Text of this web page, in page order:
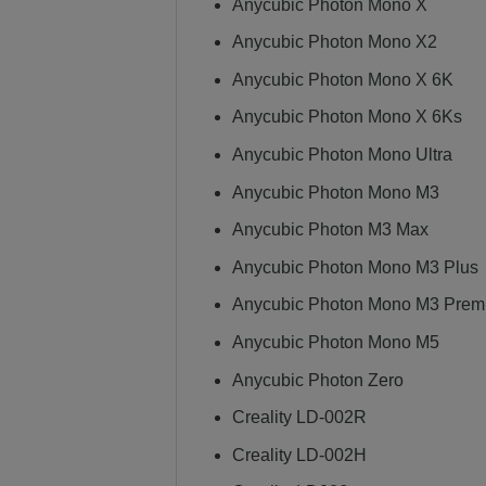
Anycubic Photon Mono X
Anycubic Photon Mono X2
Anycubic Photon Mono X 6K
Anycubic Photon Mono X 6Ks
Anycubic Photon Mono Ultra
Anycubic Photon Mono M3
Anycubic Photon M3 Max
Anycubic Photon Mono M3 Plus
Anycubic Photon Mono M3
Anycubic Photon Mono M5
Anycubic Photon Zero
Creality LD-002R
Creality LD-002H